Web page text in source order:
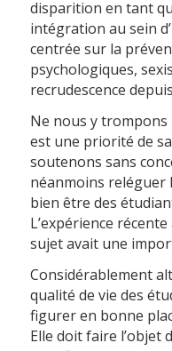
disparition en tant
intégration au sein
centrée sur la
psychologiques,
recrudescence
Ne nous y trompons
est une priorité de
soutenons sans
néanmoins reléguer
bien être des
L’expérience
sujet avait une
Considérablement
qualité de vie des
figurer en bonne
Elle doit faire l’objet